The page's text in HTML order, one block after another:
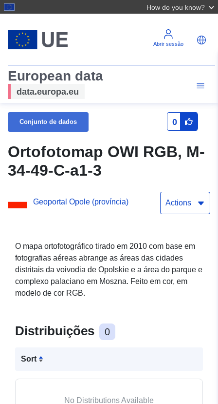
How do you know?
Abrir sessão
European data
data.europa.eu
Conjunto de dados 0
Ortofotomap OWI RGB, M-
34-49-C-a1-3
Geoportal Opole (província) Actions
O mapa ortofotográfico tirado em 2010 com base em
fotografias aéreas abrange as áreas das cidades
distritais da voivodia de Opolskie e a área do parque e
complexo palaciano em Moszna. Feito em cor, em
modelo de cor RGB.
Distribuições 0
Sort
No Distributions Available